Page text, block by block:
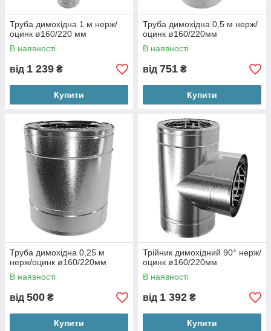
Труба димохідна 1 м нерж/
оцинк ø160/220 мм
В наявності
від 1 239 ₴
Купити
Труба димохідна 0,5 м нерж/
оцинк ø160/220мм
В наявності
від 751 ₴
Купити
Труба димохідна 0,25 м
нерж/оцинк ø160/220мм
В наявності
від 500 ₴
Купити
Трійник димохідний 90° нерж/
оцинк ø160/220мм
В наявності
від 1 392 ₴
Купити